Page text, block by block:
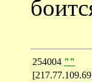
254004 ""